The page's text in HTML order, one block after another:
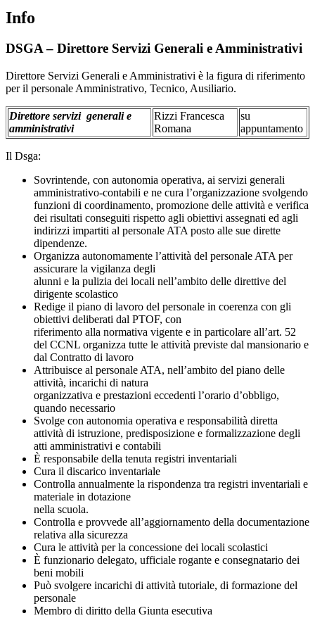
Info
DSGA – Direttore Servizi Generali e Amministrativi
Direttore Servizi Generali e Amministrativi è la figura di riferimento
per il personale Amministrativo, Tecnico, Ausiliario.
Direttore servizi generali e
amministrativi
Rizzi Francesca
Romana
su
appuntamento
Il Dsga:
Sovrintende, con autonomia operativa, ai servizi generali
amministrativo-contabili e ne cura l’organizzazione svolgendo
funzioni di coordinamento, promozione delle attività e verifica
dei risultati conseguiti rispetto agli obiettivi assegnati ed agli
indirizzi impartiti al personale ATA posto alle sue dirette
dipendenze.
Organizza autonomamente l’attività del personale ATA per
assicurare la vigilanza degli
alunni e la pulizia dei locali nell’ambito delle direttive del
dirigente scolastico
Redige il piano di lavoro del personale in coerenza con gli
obiettivi deliberati dal PTOF, con
riferimento alla normativa vigente e in particolare all’art. 52
del CCNL organizza tutte le attività previste dal mansionario e
dal Contratto di lavoro
Attribuisce al personale ATA, nell’ambito del piano delle
attività, incarichi di natura
organizzativa e prestazioni eccedenti l’orario d’obbligo,
quando necessario
Svolge con autonomia operativa e responsabilità diretta
attività di istruzione, predisposizione e formalizzazione degli
atti amministrativi e contabili
È responsabile della tenuta registri inventariali
Cura il discarico inventariale
Controlla annualmente la rispondenza tra registri inventariali e
materiale in dotazione
nella scuola.
Controlla e provvede all’aggiornamento della documentazione
relativa alla sicurezza
Cura le attività per la concessione dei locali scolastici
È funzionario delegato, ufficiale rogante e consegnatario dei
beni mobili
Può svolgere incarichi di attività tutoriale, di formazione del
personale
Membro di diritto della Giunta esecutiva